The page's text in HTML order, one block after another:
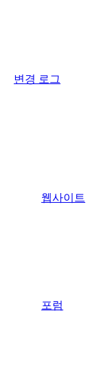
변경 로그
웹사이트
포럼